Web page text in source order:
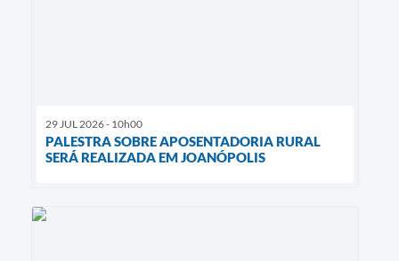
29 JUL 2026 - 10h00
PALESTRA SOBRE APOSENTADORIA RURAL
SERÁ REALIZADA EM JOANÓPOLIS